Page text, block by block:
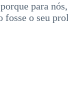
para
fosse o seu